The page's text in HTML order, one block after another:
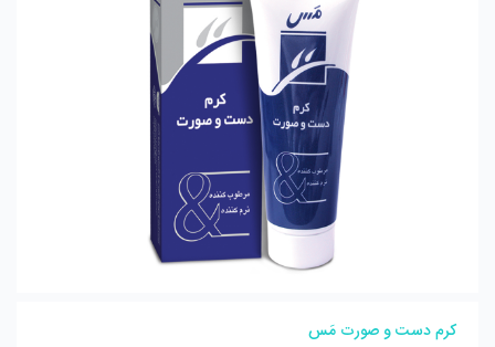
کرم دست و صورت مَس